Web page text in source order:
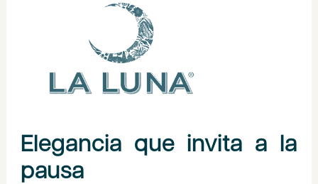
Elegancia que invita a la
pausa